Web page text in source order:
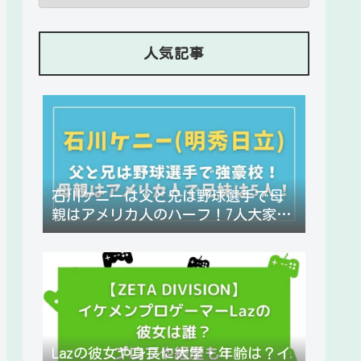
人気記事
石川ケニーは父と兄は野球選手で母
親はアメリカ人のハーフ！7人大家
族！
Lazの彼女や身長に大学・年齢は？イ